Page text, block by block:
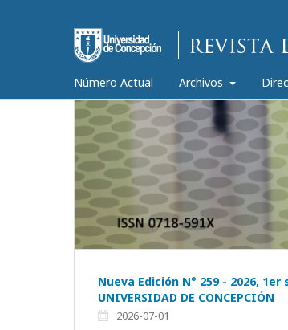
Número Actual Archivos
Nueva Edición N° 259 - 2026, 1er
UNIVERSIDAD DE CONCEPCIÓN
2026-07-01